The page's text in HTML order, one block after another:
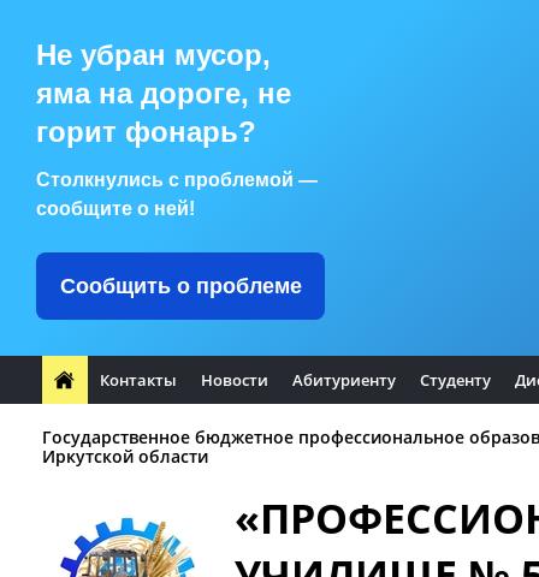
Не убран мусор,
яма на дороге, не
горит фонарь?
Столкнулись с проблемой —
сообщите о ней!
Сообщить о проблеме
Контакты Новости Абитуриенту Студенту
Государственное бюджетное профессиональное
Иркутской области